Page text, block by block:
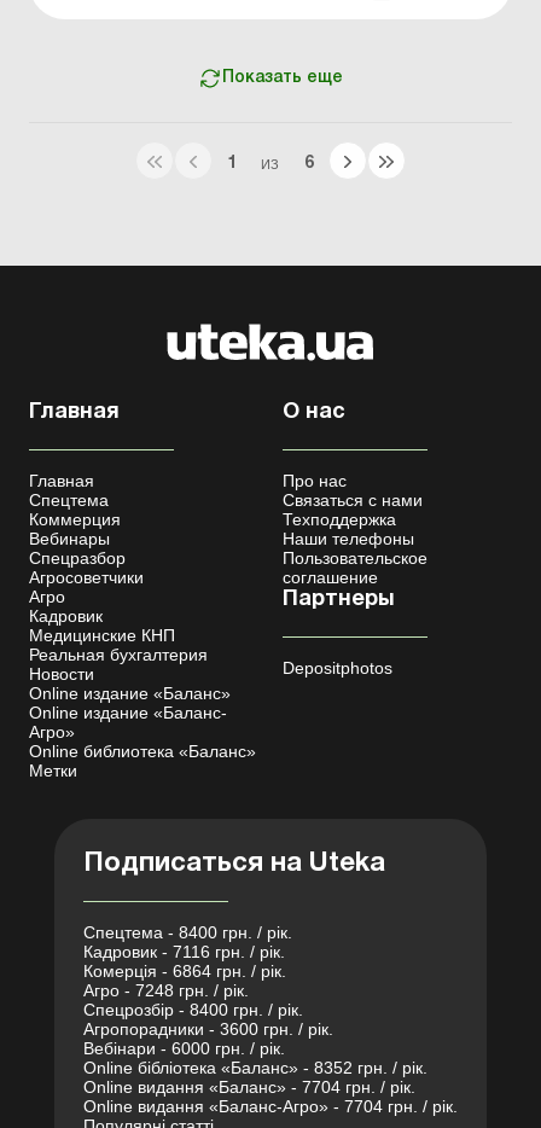
Показать еще
1 ИЗ 6
Главная
Главная
Спецтема
Коммерция
Вебинары
Спецразбор
Агросоветчики
Агро
Кадровик
Медицинские КНП
Реальная бухгалтерия
Новости
Online издание «Баланс»
Online издание «Баланс-
Агро»
Online библиотека «Баланс»
Метки
О нас
Про нас
Связаться с нами
Техподдержка
Наши телефоны
Пользовательское
соглашение
Партнеры
Depositphotos
Подписаться на Uteka
Спецтема - 8400 грн. / рік.
Кадровик - 7116 грн. / рік.
Комерція - 6864 грн. / рік.
Агро - 7248 грн. / рік.
Спецрозбір - 8400 грн. / рік.
Агропорадники - 3600 грн. / рік.
Вебінари - 6000 грн. / рік.
Online бібліотека «Баланс» - 8352 грн. / рік.
Online видання «Баланс» - 7704 грн. / рік.
Online видання «Баланс-Агро» - 7704 грн. / рік.